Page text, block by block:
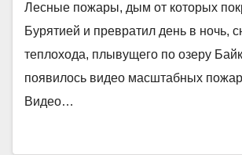
Лесные пожары, дым от которых
Бурятией и превратил день в ночь,
теплохода, плывущего по озеру
появилось видео масштабных
Видео…